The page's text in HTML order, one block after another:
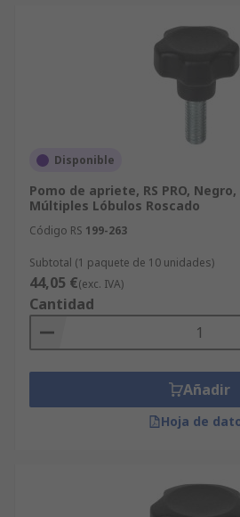
Disponible
Pomo de apriete, RS PRO,
Múltiples Lóbulos Roscado
Código RS 199-263
Subtotal (1 paquete de 10 unidades)
44,05 €(exc. IVA)
Cantidad
Añadir
Hoja de